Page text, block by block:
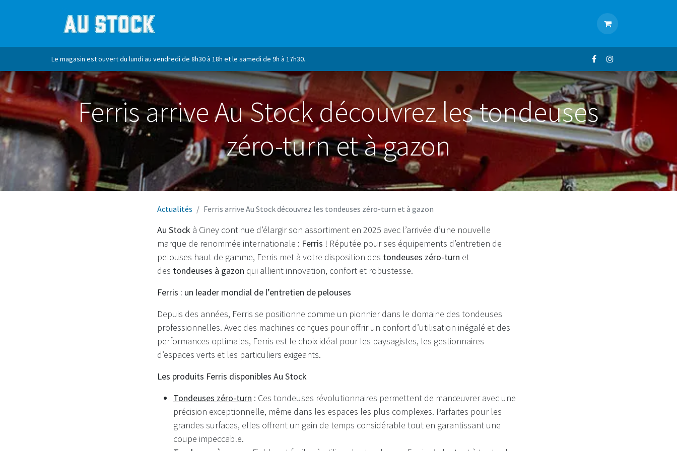
Le magasin est ouvert du lundi au vendredi de 8h30 à 18h et le samedi de 9h à 17h30.
Ferris arrive Au Stock découvrez les tondeuses
zéro-turn et à gazon
Actualités Ferris arrive Au Stock découvrez les tondeuses zéro-turn et à gazon
Au Stock à Ciney continue d’élargir son assortiment en 2025 avec l’arrivée d’une nouvelle
marque de renommée internationale : Ferris ! Réputée pour ses équipements d’entretien de
pelouses haut de gamme, Ferris met à votre disposition des tondeuses zéro-turn et
des tondeuses à gazon qui allient innovation, confort et robustesse.
Ferris : un leader mondial de l’entretien de pelouses
Depuis des années, Ferris se positionne comme un pionnier dans le domaine des tondeuses
professionnelles. Avec des machines conçues pour offrir un confort d’utilisation inégalé et des
performances optimales, Ferris est le choix idéal pour les paysagistes, les gestionnaires
d’espaces verts et les particuliers exigeants.
Les produits Ferris disponibles Au Stock
Tondeuses zéro-turn : Ces tondeuses révolutionnaires permettent de manœuvrer avec une
précision exceptionnelle, même dans les espaces les plus complexes. Parfaites pour les
grandes surfaces, elles offrent un gain de temps considérable tout en garantissant une
coupe impeccable.